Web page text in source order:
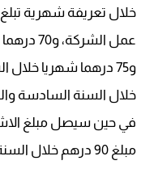
عمل
خلال السنة السادسة
في حين سيصل مبلغ
مبلغ 90 درهم